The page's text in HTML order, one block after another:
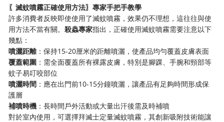
〖滅蚊噴霧正確使用方法〗專家手把手教學
許多消費者反映即使使用了滅蚊噴霧，效果仍不理想，這往往與使
用方法不當有關。殺蟲專家指出，正確使用滅蚊噴霧需要注意以下
幾點：
噴灑距離：保持15-20厘米的距離噴灑，使產品均勻覆蓋皮膚表面
覆蓋範圍 ：需全面覆蓋所有裸露皮膚，特別是腳踝、手腕和頸部等
蚊子易叮咬部位
噴灑時間 ：應在出門前10-15分鐘噴灑，讓產品有足夠時間形成保
護層
補噴時機 ：長時間戶外活動或大量出汗後需及時補噴
對於室內使用，可選擇拜滅士定量滅蚊噴霧，其創新吸附技術能讓